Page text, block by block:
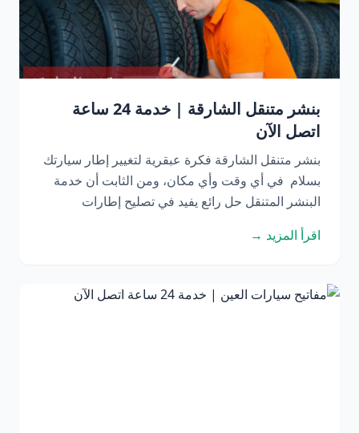
بنشر متنقل الشارقة | خدمة 24 ساعة
اتصل الآن
بنشر متنقل الشارقة فكرة عبقرية لتغيير إطار سيارتك
بسلام في أي وقت وأي مكان، ومن الثابت أن خدمة
البنشر المتنقل حل رائع يفيد في تصليح إطارات
اقرأ المزيد →